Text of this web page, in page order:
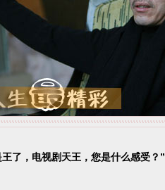
，电视剧天王，您是什么感受？”